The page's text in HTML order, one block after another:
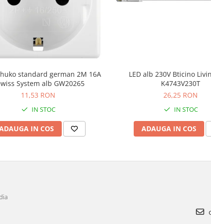
standard german 2M 16A
System alb GW20265
11,53 RON
IN STOC
IN COS
LED alb 230V Bticino
K4743V230T
26,25 RON
IN STOC
ADAUGA IN COS